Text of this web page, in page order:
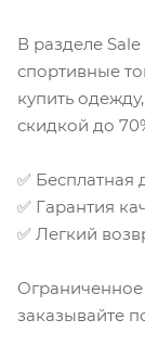
В разделе
спортивные
купить
скидкой до
✅ Бесплатная
✅ Гарантия
✅ Легкий
Ограниченное
заказывайте